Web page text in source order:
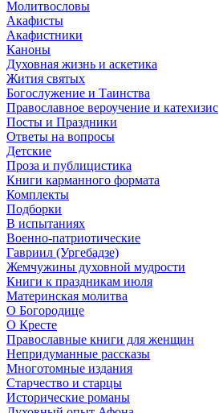
Молитвословы
Акафисты
Акафистники
Каноны
Духовная жизнь и аскетика
Жития святых
Богослужение и Таинства
Православное вероучение и катехизис
Посты и Праздники
Ответы на вопросы
Детские
Проза и публицистика
Книги карманного формата
Комплекты
Подборки
В испытаниях
Военно-патриотические
Гавриил (Ургебадзе)
Жемчужины духовной мудрости
Книги к праздникам июля
Материнская молитва
О Богородице
О Кресте
Православные книги для женщин
Непридуманные рассказы
Многотомные издания
Старчество и старцы
Исторические романы